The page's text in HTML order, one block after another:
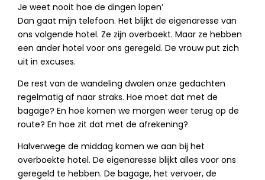
Je weet nooit hoe de dingen lopen’
Dan gaat mijn telefoon. Het blijkt de eigenaresse van
ons volgende hotel. Ze zijn overboekt. Maar ze hebben
een ander hotel voor ons geregeld. De vrouw put zich
uit in excuses.
De rest van de wandeling dwalen onze gedachten
regelmatig af naar straks. Hoe moet dat met de
bagage? En hoe komen we morgen weer terug op de
route? En hoe zit dat met de afrekening?
Halverwege de middag komen we aan bij het
overboekte hotel. De eigenaresse blijkt alles voor ons
geregeld te hebben. De bagage, het vervoer, de